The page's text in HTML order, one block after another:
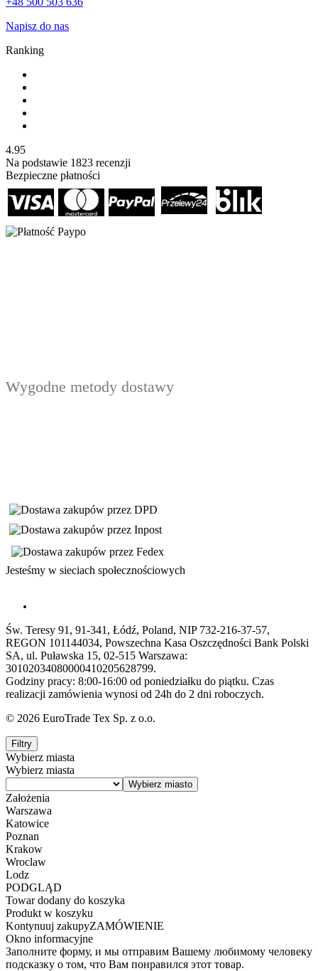
Napisz do nas
Ranking
4.95
Na podstawie 1823 recenzji
Bezpieczne płatności
Wygodne metody dostawy
Jesteśmy w sieciach społecznościowych
Św. Teresy 91, 91-341, Łódź, Poland, NIP 732-216-37-57,
REGON 101144034, Powszechna Kasa Oszczędności Bank Polski
SA, ul. Puławska 15, 02-515 Warszawa:
30102034080000410205628799.
Godziny pracy: 8:00-16:00 od poniedziałku do piątku. Czas
realizacji zamówienia wynosi od 24h do 2 dni roboczych.
© 2026 EuroTrade Tex Sp. z o.o.
Filtry
Wybierz miasta
Wybierz miasta
Założenia
Warszawa
Katowice
Poznan
Krakow
Wroclaw
Lodz
PODGLĄD
Towar dodany do koszyka
Produkt w koszyku
Kontynuuj zakupyZAMÓWIENIE
Okno informacyjne
Заполните форму, и мы отправим Вашему любимому человеку
подсказку о том, что Вам понравился этот товар.